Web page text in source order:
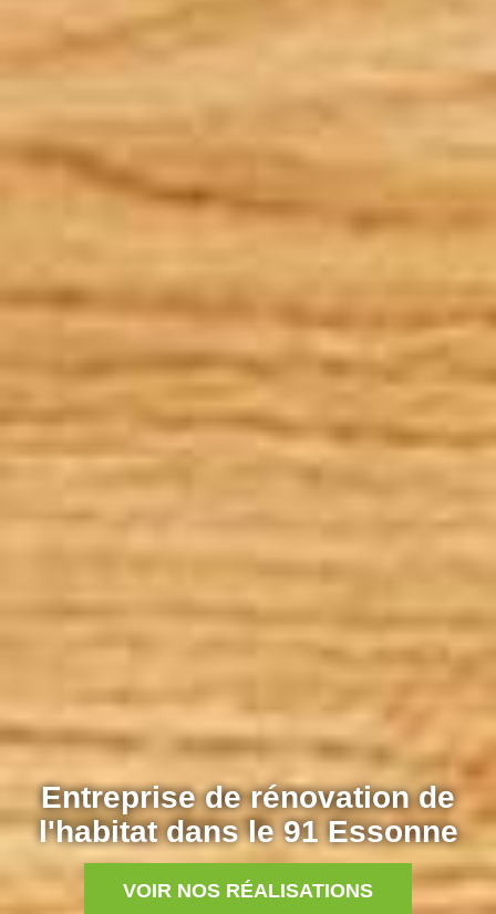
Entreprise de rénovation de
l'habitat dans le 91 Essonne
VOIR NOS RÉALISATIONS